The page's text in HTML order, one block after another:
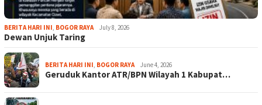
BERITA HARI INI, BOGOR RAYA July 8, 2026
Dewan Unjuk Taring
BERITA HARI INI, BOGOR RAYA June 4, 2026
Geruduk Kantor ATR/BPN Wilayah 1 Kabupat…